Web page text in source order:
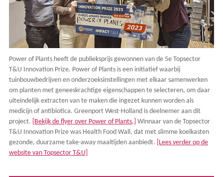
Power of Plants heeft de publieksprijs gewonnen van de 5e Topsector
T&U Innovation Prize. Power of Plants is een initiatief waarbij
tuinbouwbedrijven en onderzoeksinstellingen met elkaar samenwerken
om planten met geneeskrachtige eigenschappen te selecteren, om daar
uiteindelijk extracten van te maken die ingezet kunnen worden als
medicijn of antibiotica. Greenport West-Holland is deelnemer aan dit
project. [Bekijk de flyer over Power of Plants,] Winnaar van de Topsector
T&U Innovation Prize was Health Food Wall, dat met slimme koelkasten
gezonde, duurzame take-away maaltijden aanbiedt. [Lees verder op de
website van Topsector T&U]